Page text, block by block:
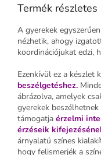
Termék részletes
A gyerekek
nézhetik, ahogy
koordinációjukat edzi,
Ezenkívül ez a készlet
beszélgetéshez.
ábrázolva, amelyek
gyerekek
támogatja érzelmi
érzéseik
árnyalatú színes
hogy felismerjék a